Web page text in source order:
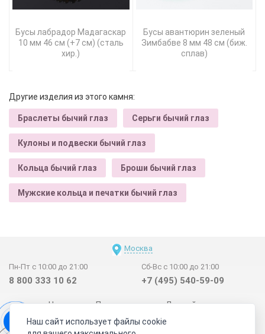
Бусы лабрадор Мадагаскар
10 мм 46 см (+7 см) (сталь
хир.)
Бусы авантюрин зеленый
Зимбабве 8 мм 48 см (биж.
сплав)
Другие изделия из этого камня:
Браслеты бычий глаз Серьги бычий глаз
Кулоны и подвески бычий глаз
Кольца бычий глаз Броши бычий глаз
Мужские кольца и печатки бычий глаз
Москва
Пн-Пт с 10:00 до 21:00
8 800 333 10 62
Сб-Вс с 10:00 до 21:00
+7 (495) 540-59-09
Новинки Поставщикам
Личный счет
Договор-оферта
О нас Наши магазины
Наш сайт использует файлы cookie